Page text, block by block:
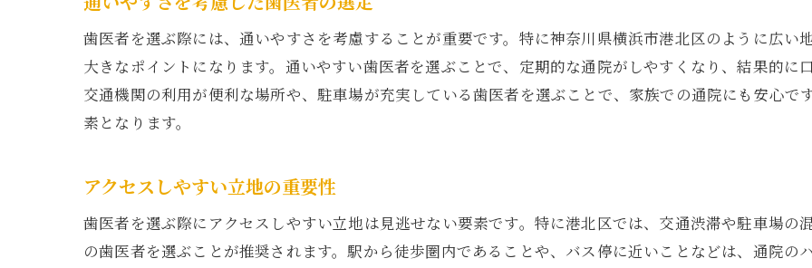
通院の負担を減らすアクセスの良さ
信頼できる医師の見極め方
安心感を与える院内の雰囲気
歯医者を選ぶ際には、通いやすさを考慮することが重要です。特に神奈川県横浜市港北区のように広い
大きなポイントになります。通いやすい歯医者を選ぶことで、定期的な通院がしやすくなり、結果的に
交通機関の利用が便利な場所や、駐車場が充実している歯医者を選ぶことで、家族での通院にも安心で
素となります。
アクセスしやすい立地の重要性
歯医者を選ぶ際にアクセスしやすい立地は見逃せない要素です。特に港北区では、交通渋滞や駐車場の
の歯医者を選ぶことが推奨されます。駅から徒歩圏内であることや、バス停に近いことなどは、通院の